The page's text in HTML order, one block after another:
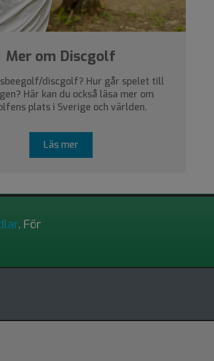
Mer om Discgolf
discgolf? Hur går spelet till
Här kan du också läsa mer om
plats i Sverige och världen.
Läs mer
. För